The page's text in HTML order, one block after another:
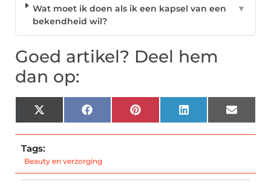
Wat moet ik doen als ik een kapsel van een
bekendheid wil?
▼
Goed artikel? Deel hem
dan op:
X
(Twitter)
Facebook Pinterest LinkedIn Email
Tags:
Beauty en verzorging